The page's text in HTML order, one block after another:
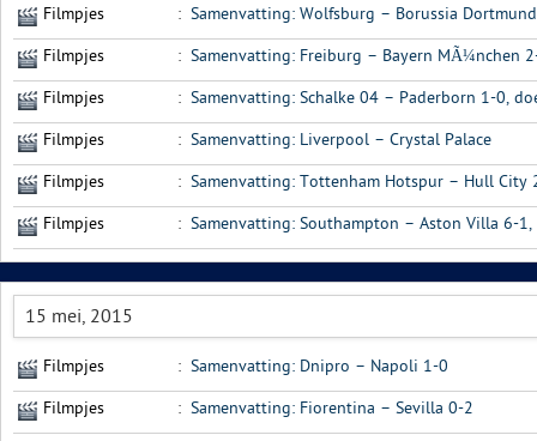
Filmpjes : Samenvatting: Wolfsburg – Borussia
Filmpjes : Samenvatting: Freiburg – Bayern MÃ¼nchen
Filmpjes : Samenvatting: Schalke 04 – Paderborn 1-0,
Filmpjes : Samenvatting: Liverpool – Crystal Palace
Filmpjes : Samenvatting: Tottenham Hotspur – Hull City
Filmpjes : Samenvatting: Southampton – Aston Villa 6-
15 mei, 2015
Filmpjes : Samenvatting: Dnipro – Napoli 1-0
Filmpjes : Samenvatting: Fiorentina – Sevilla 0-2